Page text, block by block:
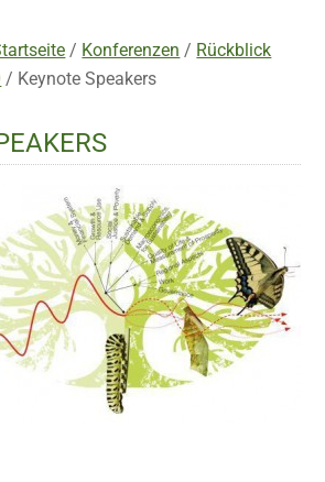
/ Konferenzen / Rückblick
/ Keynote Speakers